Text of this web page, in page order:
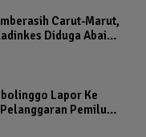
Carut-Marut,
Diduga Abai
Lapor Ke
Pemilu
Bupati Probolinggo